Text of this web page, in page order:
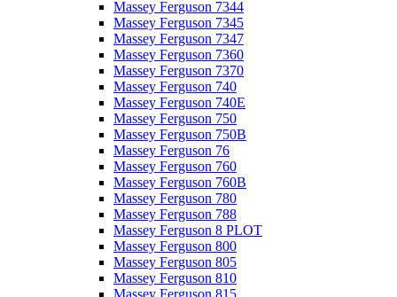
Massey Ferguson 7344
Massey Ferguson 7345
Massey Ferguson 7347
Massey Ferguson 7360
Massey Ferguson 7370
Massey Ferguson 740
Massey Ferguson 740E
Massey Ferguson 750
Massey Ferguson 750B
Massey Ferguson 76
Massey Ferguson 760
Massey Ferguson 760B
Massey Ferguson 780
Massey Ferguson 788
Massey Ferguson 8 PLOT
Massey Ferguson 800
Massey Ferguson 805
Massey Ferguson 810
Massey Ferguson 815